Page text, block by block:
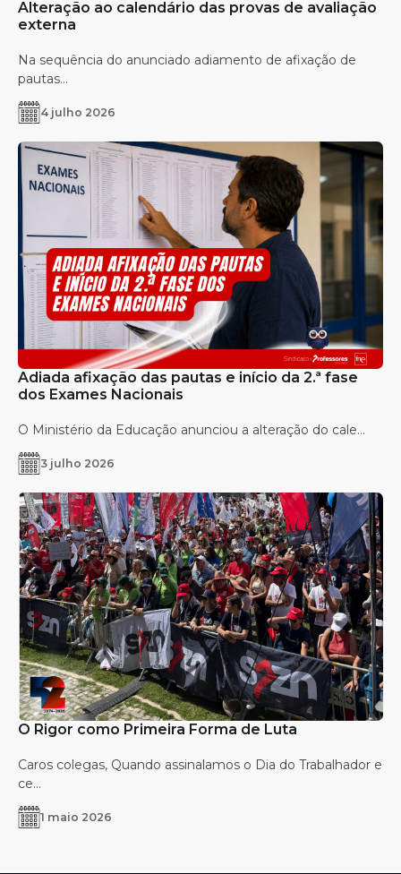
Alteração ao calendário das provas de avaliação
externa
Na sequência do anunciado adiamento de afixação de
pautas...
4 julho 2026
Adiada afixação das pautas e início da 2.ª fase
dos Exames Nacionais
O Ministério da Educação anunciou a alteração do cale...
3 julho 2026
O Rigor como Primeira Forma de Luta
Caros colegas, Quando assinalamos o Dia do Trabalhador e
ce...
1 maio 2026